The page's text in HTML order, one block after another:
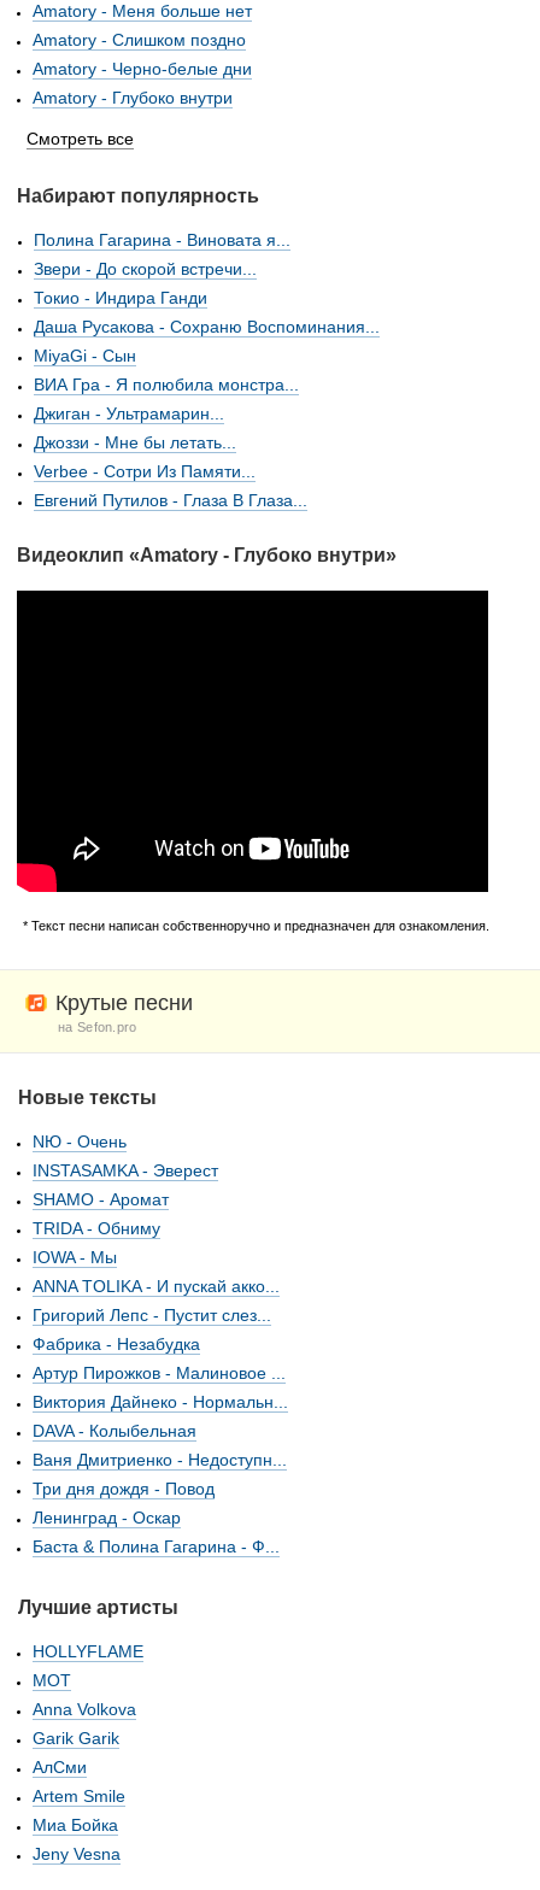
Amatory - Меня больше нет
Amatory - Слишком поздно
Amatory - Черно-белые дни
Amatory - Глубоко внутри
Смотреть все
Набирают популярность
Полина Гагарина - Виновата я...
Звери - До скорой встречи...
Токио - Индира Ганди
Даша Русакова - Сохраню Воспоминания...
MiyaGi - Сын
ВИА Гра - Я полюбила монстра...
Джиган - Ультрамарин...
Джоззи - Мне бы летать...
Verbee - Сотри Из Памяти...
Евгений Путилов - Глаза В Глаза...
Видеоклип «Amatory - Глубоко внутри»
* Текст песни написан собственноручно и предназначен для ознакомления.
Крутые песни
на Sefon.pro
Новые тексты
NЮ - Очень
INSTASAMKA - Эверест
SHAMO - Аромат
TRIDA - Обниму
IOWA - Мы
ANNA TOLIKA - И пускай акко...
Григорий Лепс - Пустит слез...
Фабрика - Незабудка
Артур Пирожков - Малиновое ...
Виктория Дайнеко - Нормальн...
DAVA - Колыбельная
Ваня Дмитриенко - Недоступн...
Три дня дождя - Повод
Ленинград - Оскар
Баста & Полина Гагарина - Ф...
Лучшие артисты
HOLLYFLAME
МОТ
Anna Volkova
Garik Garik
АлСми
Artem Smile
Миа Бойка
Jeny Vesna